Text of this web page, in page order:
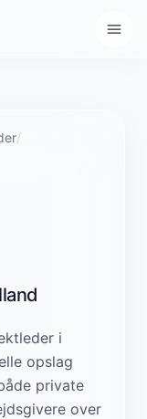
/
i
opslag
private
over